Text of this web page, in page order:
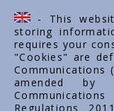
Tárhely adatok
Támogatások
- This
storing
requires your
"Cookies" are
Communications
amended by
Regulations